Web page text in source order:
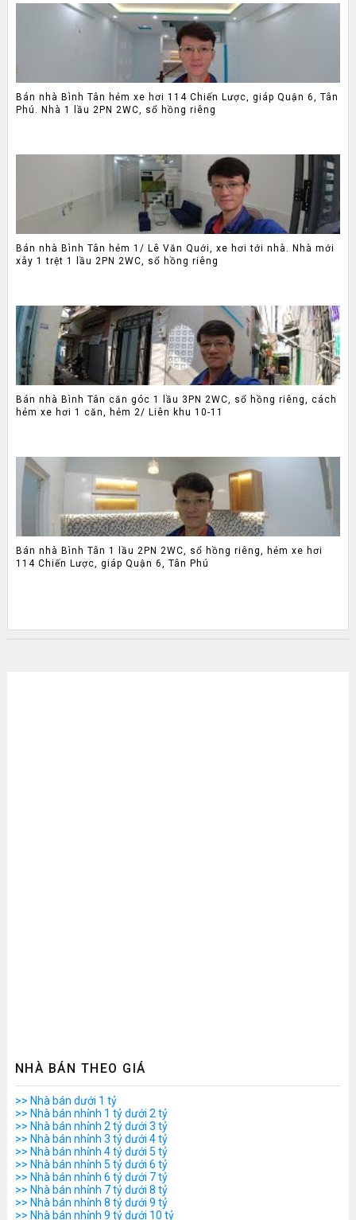
Bán nhà Bình Tân hẻm xe hơi 114 Chiến Lược, giáp Quận 6, Tân
Phú. Nhà 1 lầu 2PN 2WC, sổ hồng riêng
Bán nhà Bình Tân hẻm 1/ Lê Văn Quới, xe hơi tới nhà. Nhà mới
xây 1 trệt 1 lầu 2PN 2WC, sổ hồng riêng
Bán nhà Bình Tân căn góc 1 lầu 3PN 2WC, sổ hồng riêng, cách
hẻm xe hơi 1 căn, hẻm 2/ Liên khu 10-11
Bán nhà Bình Tân 1 lầu 2PN 2WC, sổ hồng riêng, hẻm xe hơi
114 Chiến Lược, giáp Quận 6, Tân Phú
NHÀ BÁN THEO GIÁ
>> Nhà bán dưới 1 tỷ
>> Nhà bán nhỉnh 1 tỷ dưới 2 tỷ
>> Nhà bán nhỉnh 2 tỷ dưới 3 tỷ
>> Nhà bán nhỉnh 3 tỷ dưới 4 tỷ
>> Nhà bán nhỉnh 4 tỷ dưới 5 tỷ
>> Nhà bán nhỉnh 5 tỷ dưới 6 tỷ
>> Nhà bán nhỉnh 6 tỷ dưới 7 tỷ
>> Nhà bán nhỉnh 7 tỷ dưới 8 tỷ
>> Nhà bán nhỉnh 8 tỷ dưới 9 tỷ
>> Nhà bán nhỉnh 9 tỷ dưới 10 tỷ